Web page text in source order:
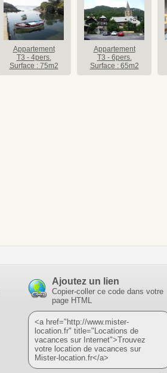
Appartement
T3 - 4pers.
Surface : 75m2
Appartement
T3 - 6pers.
Surface : 65m2
Ajoutez un lien
Copier-coller ce code dans votre
page HTML
<a href="http://www.mister-
location.fr" title="Locations de
vacances sur Internet">Trouvez
votre location de vacances sur
Mister-location.fr</a>